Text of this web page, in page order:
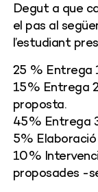
Degut a que
el pas al
l’estudiant
25 % Entrega
15% Entrega
proposta.
45% Entrega
5%
10%
proposades -